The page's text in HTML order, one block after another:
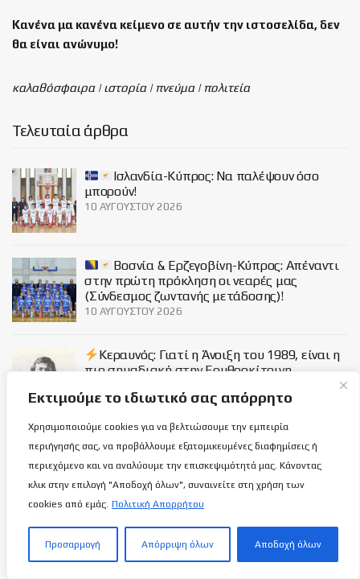
Εκτιμούμε το ιδιωτικό σας απόρρητο
Χρησιμοποιούμε cookies για να βελτιώσουμε την εμπειρία
περιήγησής σας, να προβάλλουμε εξατομικευμένες διαφημίσεις ή
περιεχόμενο και να αναλύουμε την επισκεψιμότητά μας. Κάνοντας
κλικ στην επιλογή "Αποδοχή όλων", συναινείτε στη χρήση των
cookies από εμάς. Πολιτική Απορρήτου
Προσαρμογή Απόρριψη όλων Αποδοχή όλων
Κανένα μα κανένα κείμενο σε αυτήν την ιστοσελίδα, δεν
θα είναι ανώνυμο!
καλαθόσφαιρα | ιστορία | πνεύμα | πολιτεία
Τελευταία άρθρα
Ισλανδία-Κύπρος: Να παλέψουν όσο
μπορούν!
10 ΑΥΓΟΎΣΤΟΥ 2026
Βοσνία & Ερζεγοβίνη-Κύπρος: Απέναντι
στην πρώτη πρόκληση οι νεαρές μας
(Σύνδεσμος ζωντανής μετάδοσης)!
10 ΑΥΓΟΎΣΤΟΥ 2026
Κεραυνός: Γιατί η Άνοιξη του 1989, είναι η
πιο σημαδιακή στην Ερυθροκίτρινη
αναμέτρηση στην 1η κατηγορία…
Social
Σχετικά με εμάς